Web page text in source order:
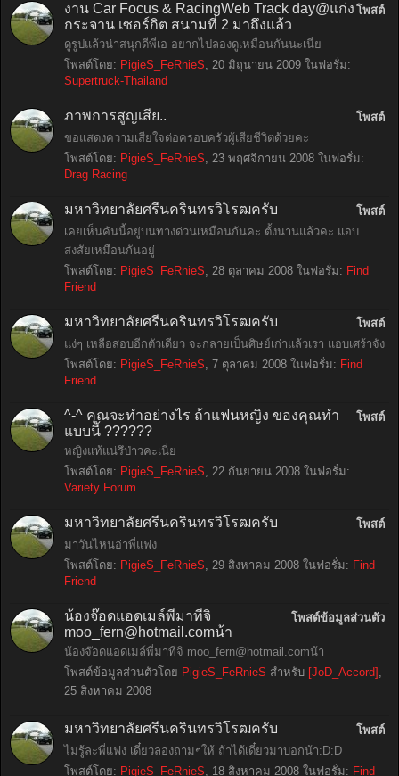
โพสต์
งาน Car Focus & RacingWeb Track day@แก่ง
กระจาน เซอร์กิต สนามที่ 2 มาถึงแล้ว
ดูรูปแล้วน่าสนุกดีพี่เอ อยากไปลองดูเหมือนกันนะเนี่ย
โพสต์โดย: PigieS_FeRnieS, 20 มิถุนายน 2009 ในฟอรั่ม:
Supertruck-Thailand
โพสต์
ภาพการสูญเสีย..
ขอแสดงความเสียใจต่อครอบครัวผู้เสียชีวิตด้วยคะ
โพสต์โดย: PigieS_FeRnieS, 23 พฤศจิกายน 2008 ในฟอรั่ม:
Drag Racing
โพสต์
มหาวิทยาลัยศรีนครินทรวิโรฒครับ
เคยเห็นคันนี้อยู่บนทางด่วนเหมือนกันคะ ตั้งนานแล้วคะ แอบ
สงสัยเหมือนกันอยู่
โพสต์โดย: PigieS_FeRnieS, 28 ตุลาคม 2008 ในฟอรั่ม: Find
Friend
โพสต์
มหาวิทยาลัยศรีนครินทรวิโรฒครับ
แง่ๆ เหลือสอบอีกตัวเดียว จะกลายเป็นศิษย์เก่าแล้วเรา แอบเศร้าจัง
โพสต์โดย: PigieS_FeRnieS, 7 ตุลาคม 2008 ในฟอรั่ม: Find
Friend
โพสต์
^-^ คุณจะทำอย่างไร ถ้าแฟนหญิง ของคุณทำ
แบบนี้ ??????
หญิงแท้แน่รึป่าวคะเนี่ย
โพสต์โดย: PigieS_FeRnieS, 22 กันยายน 2008 ในฟอรั่ม:
Variety Forum
โพสต์
มหาวิทยาลัยศรีนครินทรวิโรฒครับ
มาวันไหนอ่าพี่แฟง
โพสต์โดย: PigieS_FeRnieS, 29 สิงหาคม 2008 ในฟอรั่ม: Find
Friend
โพสต์ข้อมูลส่วนตัว
น้องจ๊อดแอดเมล์พี่มาทีจิ
moo_fern@hotmail.comน้า
น้องจ๊อดแอดเมล์พี่มาทีจิ moo_fern@hotmail.comน้า
โพสต์ข้อมูลส่วนตัวโดย PigieS_FeRnieS สำหรับ [JoD_Accord] ,
25 สิงหาคม 2008
โพสต์
มหาวิทยาลัยศรีนครินทรวิโรฒครับ
ไม่รู้ละพี่แฟง เดี๋ยวลองถามๆให้ ถ้าได้เดี๋ยวมาบอกน้า:D:D
โพสต์โดย: PigieS_FeRnieS, 18 สิงหาคม 2008 ในฟอรั่ม: Find